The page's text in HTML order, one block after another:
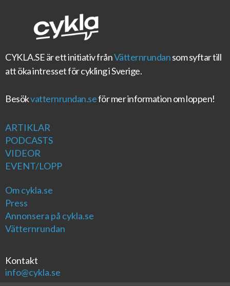
CYKLA.SEär ett initiativ frånVätternrundansom syftar till
att öka intresset för cykling i Sverige.
Besökvatternrundan.seför mer information om loppen!
ARTIKLAR
PODCASTS
VIDEOR
EVENT/LOPP
Om cykla.se
Press
Annonsera på cykla.se
Vätternrundan
Kontakt
info@cykla.se